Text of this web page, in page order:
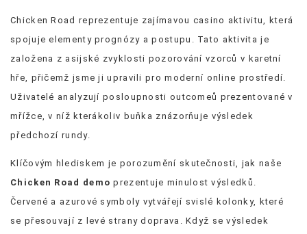
Chicken Road reprezentuje zajímavou casino aktivitu, která
spojuje elementy prognózy a postupu. Tato aktivita je
založena z asijské zvyklosti pozorování vzorců v karetní
hře, přičemž jsme ji upravili pro moderní online prostředí.
Uživatelé analyzují posloupnosti outcomeů prezentované v
mřížce, v níž kterákoliv buňka znázorňuje výsledek
předchozí rundy.
Klíčovým hlediskem je porozumění skutečnosti, jak naše
Chicken Road demo prezentuje minulost výsledků.
Červené a azurové symboly vytvářejí svislé kolonky, které
se přesouvají z levé strany doprava. Když se výsledek